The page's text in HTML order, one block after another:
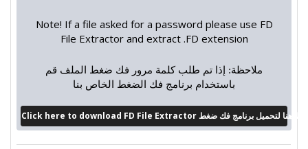
Note! If a file asked for a password please use FD
File Extractor and extract .FD extension
ملاحظة: إذا تم طلب كلمة مرور فك ضغط الملف قم
باستخدام برنامج فك الضغط الخاص بنا
Click here to download FD File Extractor